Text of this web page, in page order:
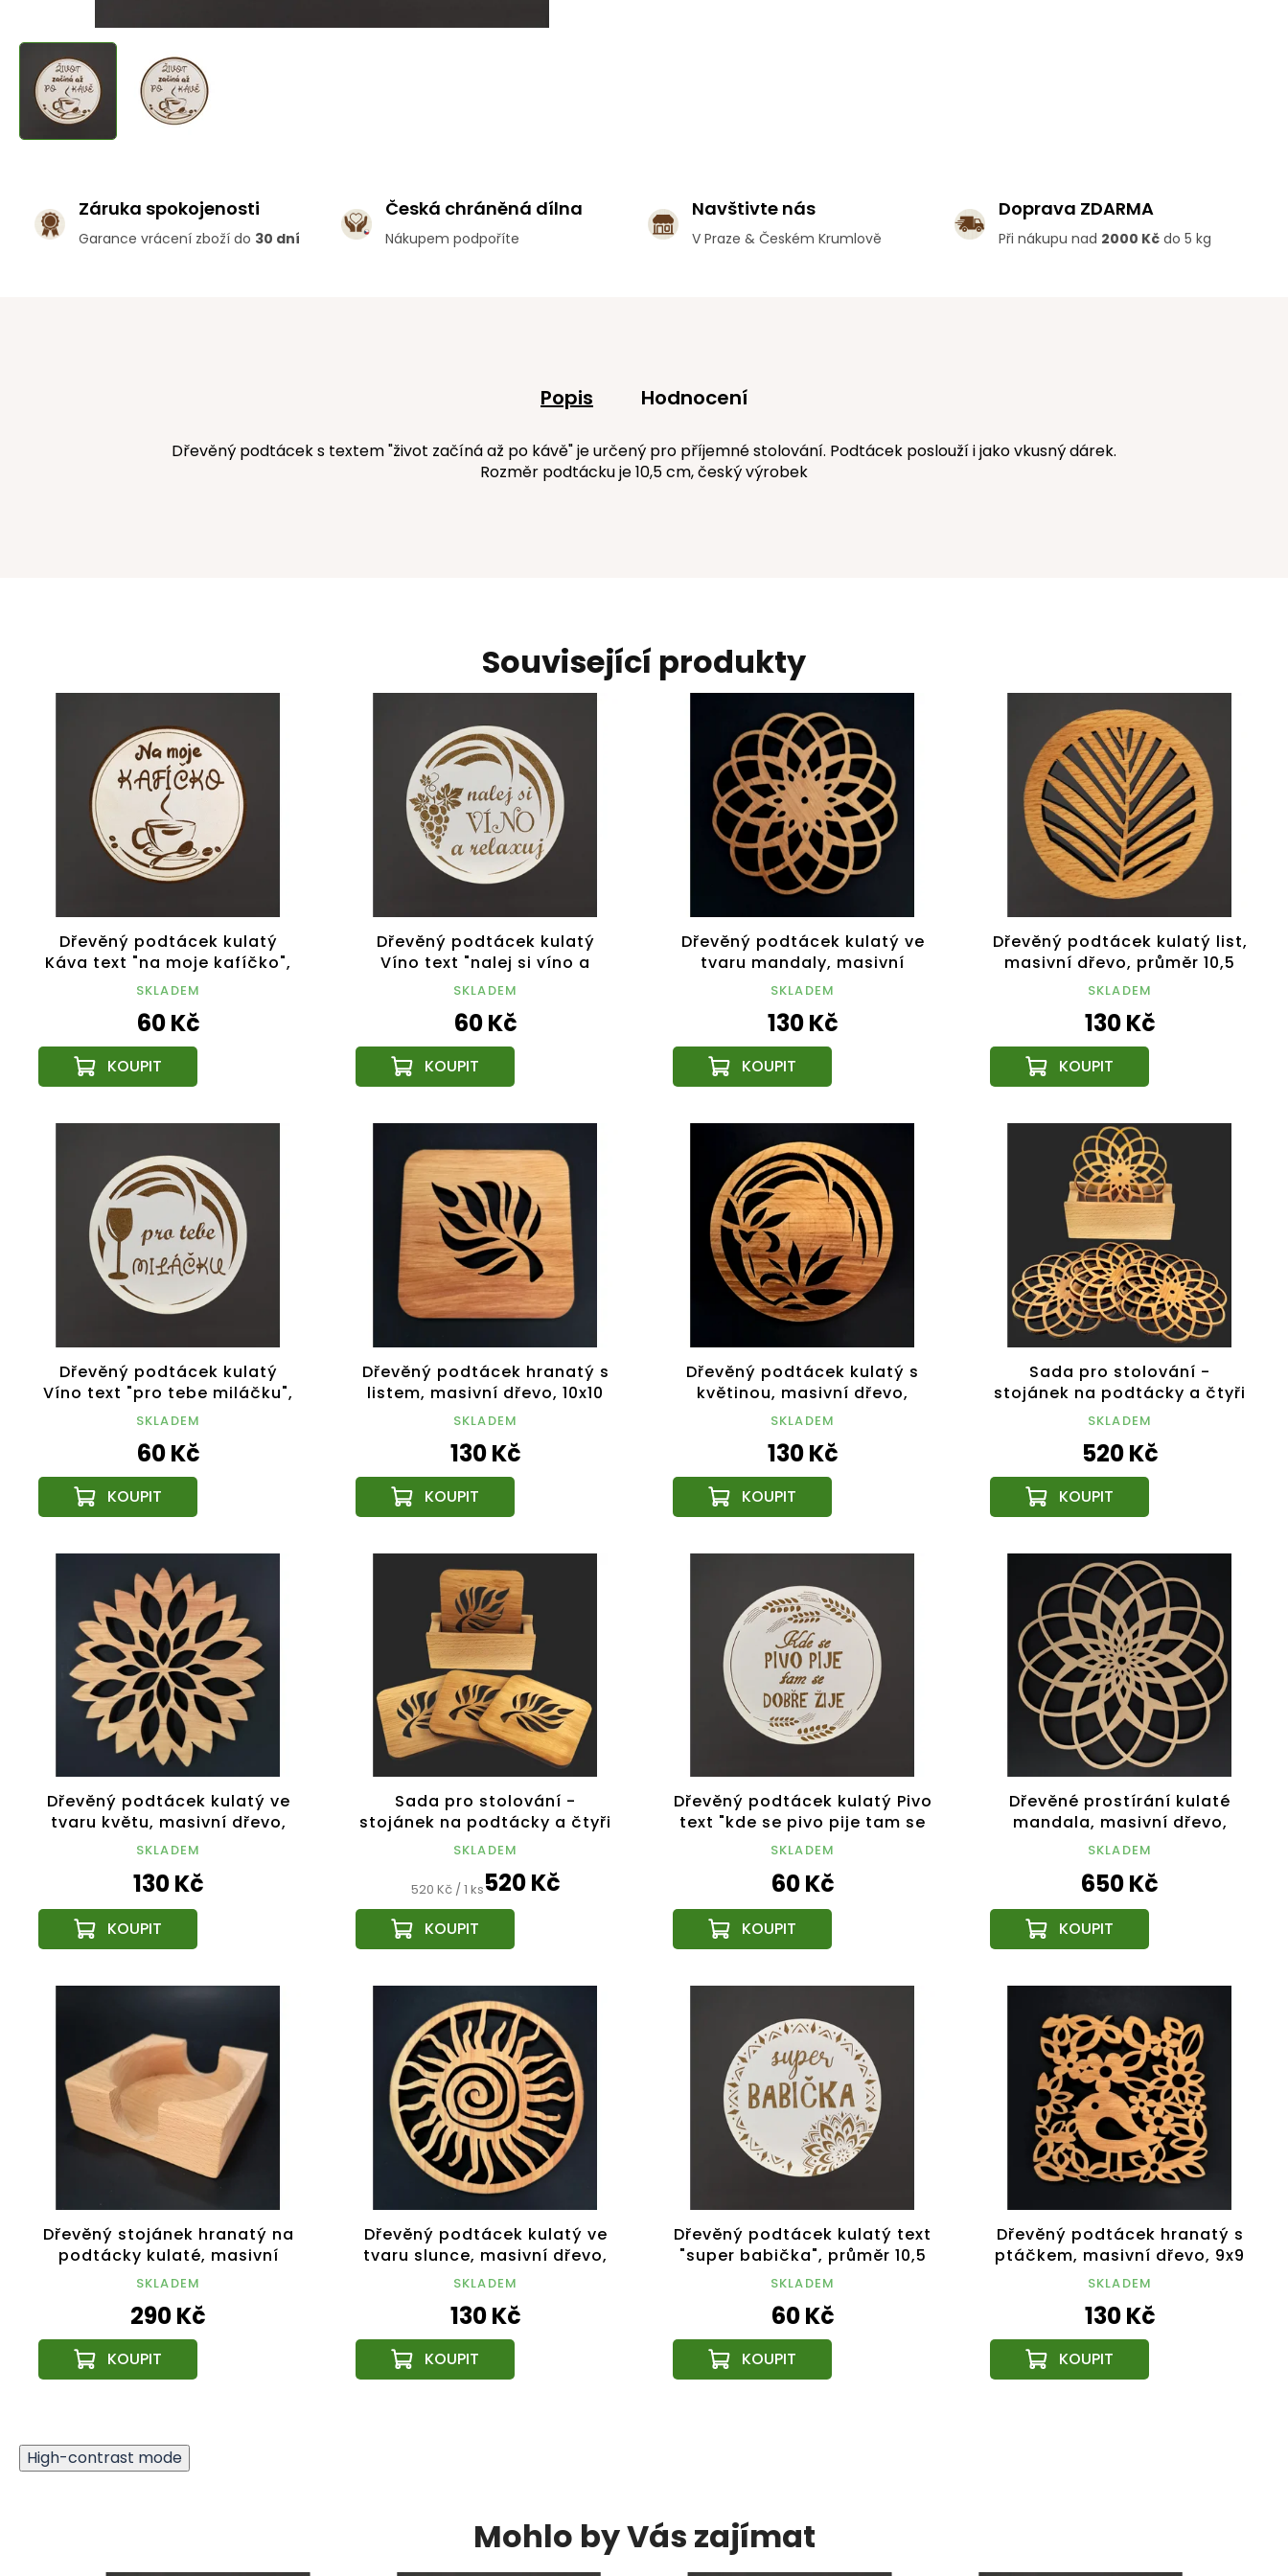
Záruka spokojenosti
Garance vrácení zboží do 30 dní
Česká chráněná dílna
Nákupem podpoříte
Navštivte nás
V Praze & Českém Krumlově
Doprava ZDARMA
Při nákupu nad 2000 Kč do 5 kg
Související produkty
Dřevěný podtácek kulatý
Káva text "na moje kafíčko",
průměr 10,5 cm, český
SKLADEM
60 Kč
Dřevěný podtácek kulatý
Víno text "nalej si víno a
relaxuj", průměr 10,5 cm,
SKLADEM
60 Kč
Dřevěný podtácek kulatý ve
tvaru mandaly, masivní
dřevo, průměr 10 cm
SKLADEM
130 Kč
Dřevěný podtácek kulatý list,
masivní dřevo, průměr 10,5
cm
SKLADEM
130 Kč
Dřevěný podtácek kulatý
Víno text "pro tebe miláčku",
průměr 10,5 cm, český
SKLADEM
60 Kč
Dřevěný podtácek hranatý s
listem, masivní dřevo, 10x10
cm
SKLADEM
130 Kč
Dřevěný podtácek kulatý s
květinou, masivní dřevo,
průměr 10 cm
SKLADEM
130 Kč
Sada pro stolování -
stojánek na podtácky a čtyři
stejné podtácky
SKLADEM
520 Kč
Dřevěný podtácek kulatý ve
tvaru květu, masivní dřevo,
průměr 9 cm
SKLADEM
130 Kč
Sada pro stolování -
stojánek na podtácky a čtyři
podtácky stejný motiv z
SKLADEM
520 Kč
Měrná
cena:
520 Kč / 1 ks
Dřevěný podtácek kulatý Pivo
text "kde se pivo pije tam se
dobře žije", pr. 10,5 cm
SKLADEM
60 Kč
Dřevěné prostírání kulaté
mandala, masivní dřevo,
průměr 33 cm
SKLADEM
650 Kč
Dřevěný stojánek hranatý na
podtácky kulaté, masivní
dřevo, 12,5x12,5x4,5 cm
SKLADEM
290 Kč
Dřevěný podtácek kulatý ve
tvaru slunce, masivní dřevo,
průměr 10 cm
SKLADEM
130 Kč
Dřevěný podtácek kulatý text
"super babička", průměr 10,5
cm, český výrobek
SKLADEM
60 Kč
Dřevěný podtácek hranatý s
ptáčkem, masivní dřevo, 9x9
cm
SKLADEM
130 Kč
Popis Hodnocení
Dřevěný podtácek s textem "život začíná až po kávě" je určený pro příjemné stolování. Podtácek poslouží i jako vkusný dárek.
Rozměr podtácku je 10,5 cm, český výrobek
High-contrast mode
Mohlo by Vás zajímat